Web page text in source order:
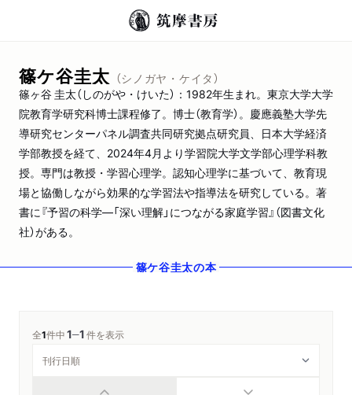
篠ケ谷圭太 （シノガヤ・ケイタ）
篠ヶ谷 圭太（しのがや・けいた）：1982年生まれ。東京大学大学
院教育学研究科博士課程修了。博士（教育学）。慶應義塾大学先
導研究センターパネル調査共同研究拠点研究員、日本大学経済
学部教授を経て、2024年4月より学習院大学文学部心理学科教
授。専門は教授・学習心理学。認知心理学に基づいて、教育現
場と協働しながら効果的な学習法や指導法を研究している。著
書に『予習の科学―「深い理解」につながる家庭学習』（図書文化
社）がある。
篠ケ谷圭太の本
全1件中1─1件を表示